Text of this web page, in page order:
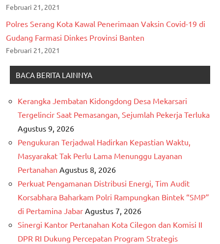
Februari 21, 2021
Polres Serang Kota Kawal Penerimaan Vaksin Covid-19 di
Gudang Farmasi Dinkes Provinsi Banten
Februari 21, 2021
BACA BERITA LAINNYA
Kerangka Jembatan Kidongdong Desa Mekarsari
Tergelincir Saat Pemasangan, Sejumlah Pekerja Terluka
Agustus 9, 2026
Pengukuran Terjadwal Hadirkan Kepastian Waktu,
Masyarakat Tak Perlu Lama Menunggu Layanan
Pertanahan Agustus 8, 2026
Perkuat Pengamanan Distribusi Energi, Tim Audit
Korsabhara Baharkam Polri Rampungkan Bintek “SMP”
di Pertamina Jabar Agustus 7, 2026
Sinergi Kantor Pertanahan Kota Cilegon dan Komisi II
DPR RI Dukung Percepatan Program Strategis